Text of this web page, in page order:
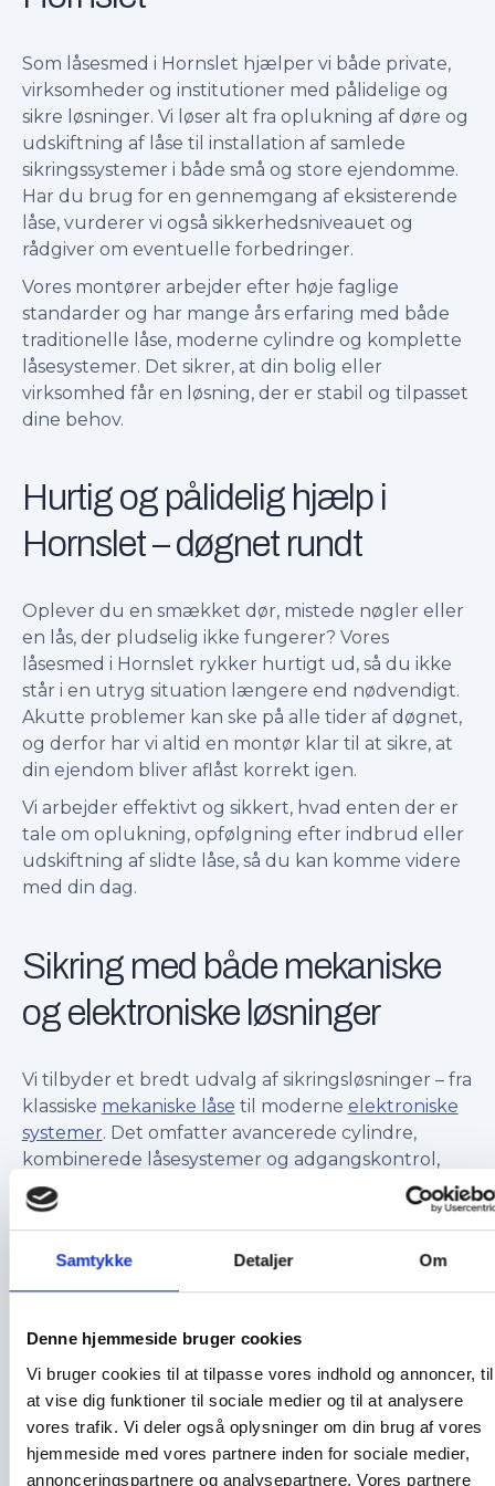
Samtykke Detaljer Om
Denne hjemmeside bruger cookies
Vi bruger cookies til at tilpasse vores indhold og annoncer, til
at vise dig funktioner til sociale medier og til at analysere
vores trafik. Vi deler også oplysninger om din brug af vores
hjemmeside med vores partnere inden for sociale medier,
annonceringspartnere og analysepartnere. Vores partnere
Som låsesmed i Hornslet hjælper vi både private,
virksomheder og institutioner med pålidelige og
sikre løsninger. Vi løser alt fra oplukning af døre og
udskiftning af låse til installation af samlede
sikringssystemer i både små og store ejendomme.
Har du brug for en gennemgang af eksisterende
låse, vurderer vi også sikkerhedsniveauet og
rådgiver om eventuelle forbedringer.
Vores montører arbejder efter høje faglige
standarder og har mange års erfaring med både
traditionelle låse, moderne cylindre og komplette
låsesystemer. Det sikrer, at din bolig eller
virksomhed får en løsning, der er stabil og tilpasset
dine behov.
Hurtig og pålidelig hjælp i
Hornslet – døgnet rundt
Oplever du en smækket dør, mistede nøgler eller
en lås, der pludselig ikke fungerer? Vores
låsesmed i Hornslet rykker hurtigt ud, så du ikke
står i en utryg situation længere end nødvendigt.
Akutte problemer kan ske på alle tider af døgnet,
og derfor har vi altid en montør klar til at sikre, at
din ejendom bliver aflåst korrekt igen.
Vi arbejder effektivt og sikkert, hvad enten der er
tale om oplukning, opfølgning efter indbrud eller
udskiftning af slidte låse, så du kan komme videre
med din dag.
Sikring med både mekaniske
og elektroniske løsninger
Vi tilbyder et bredt udvalg af sikringsløsninger – fra
klassiske mekaniske låse til moderne elektroniske
systemer. Det omfatter avancerede cylindre,
kombinerede låsesystemer og adgangskontrol,
som især er relevant i bygninger med flere
brugere eller særlige adgangsbehov. Har du
værdiskabe, pengeskabe og sikkerhedsskabe.
optimalt, kan du
booke et uforpligtende
vurderer sikkerheden og rådgiver om relevante
opgraderinger.